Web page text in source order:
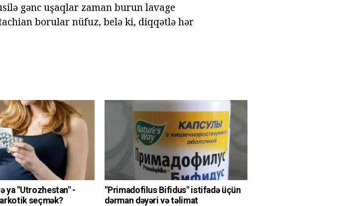
gənc uşaqlar zaman burun lavage
borular nüfuz, belə ki, diqqətlə hər
ya "Utrozhestan" -
seçmək?
"Primadofilus Bifidus" istifadə üçün
dərman dəyəri və təlimat